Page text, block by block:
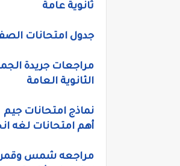
ثانوية عامة
جدول امتحانات الصف الثالث الثانوي 2021،
الثانوية العامة
أهم امتحانات لغه